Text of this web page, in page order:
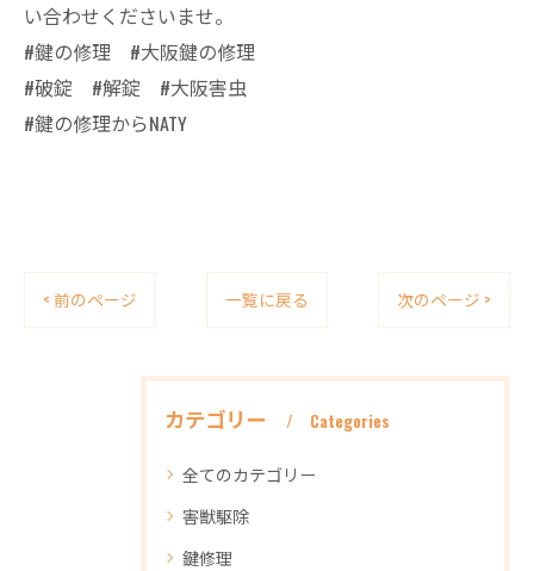
い合わせくださいませ。
#鍵の修理 #大阪鍵の修理
#破錠 #解錠 #大阪害虫
#鍵の修理からNATY
< 前のページ 一覧に戻る 次のページ >
カテゴリー Categories
全てのカテゴリー
害獣駆除
鍵修理